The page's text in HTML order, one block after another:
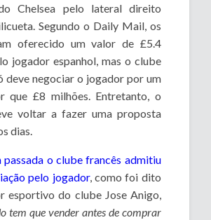
Chelsea pelo lateral direito
Segundo o Daily Mail, os
oferecido um valor de £5.4
jogador espanhol, mas o clube
deve negociar o jogador por um
que £8 milhões. Entretanto, o
voltar a fazer uma proposta
dias.
passada o clube francês admitiu
pelo jogador, como foi dito
esportivo do clube Jose Anigo,
tem que vender antes de comprar